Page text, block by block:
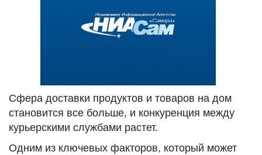
Сфера доставки продуктов и товаров на дом
становится все больше, и конкуренция между
курьерскими службами растет.
Одним из ключевых факторов, который может